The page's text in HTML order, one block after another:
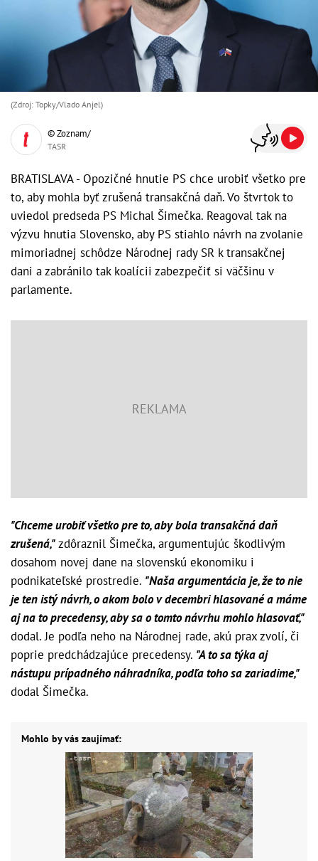
(Zdroj: Topky/Vlado Anjel)
© Zoznam/
TASR
BRATISLAVA - Opozičné hnutie PS chce urobiť všetko pre
to, aby mohla byť zrušená transakčná daň. Vo štvrtok to
uviedol predseda PS Michal Šimečka. Reagoval tak na
výzvu hnutia Slovensko, aby PS stiahlo návrh na zvolanie
mimoriadnej schôdze Národnej rady SR k transakčnej
dani a zabránilo tak koalícii zabezpečiť si väčšinu v
parlamente.
"Chceme urobiť všetko pre to, aby bola transakčná daň
zrušená,"zdôraznil Šimečka, argumentujúc škodlivým
dosahom novej dane na slovenskú ekonomiku i
podnikateľské prostredie. "Naša argumentácia je, že to nie
je ten istý návrh, o akom bolo v decembri hlasované a máme
aj na to precedensy, aby sa o tomto návrhu mohlo hlasovať,"
dodal. Je podľa neho na Národnej rade, akú prax zvolí, či
poprie predchádzajúce precedensy. "A to sa týka aj
nástupu prípadného náhradníka, podľa toho sa zariadime,"
dodal Šimečka.
Mohlo by vás zaujímať: